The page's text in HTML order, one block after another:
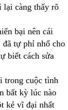
lại càng thấy rõ
bại nên cái
đã tự phỉ nhổ cho
biết cách sửa
trong cuộc tình
bất kỳ lúc nào
kẻ vĩ đại nhất